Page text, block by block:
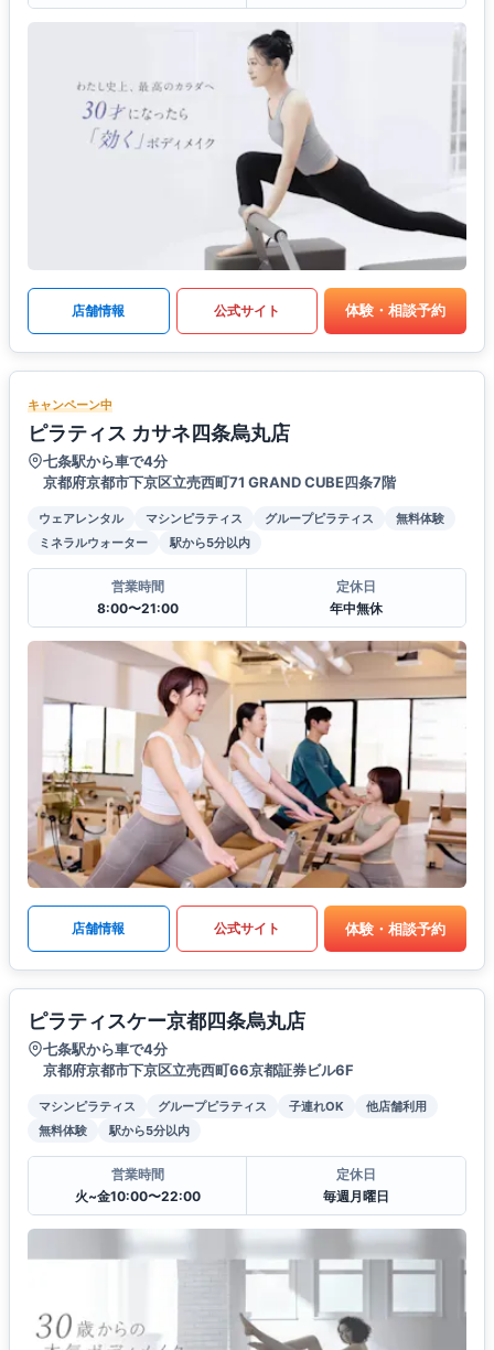
店舗情報 公式サイト 体験・相談予約
キャンペーン中
ピラティス カサネ四条烏丸店
七条駅から車で4分
京都府京都市下京区立売西町71 GRAND CUBE四条7階
ウェアレンタル マシンピラティス グループピラティス
無料体験
ミネラルウォーター
駅から5分以内
営業時間
8:00〜21:00
定休日
年中無休
店舗情報 公式サイト 体験・相談予約
ピラティスケー京都四条烏丸店
七条駅から車で4分
京都府京都市下京区立売西町66京都証券ビル6F
マシンピラティス グループピラティス 子連れOK
他店舗利用
無料体験
駅から5分以内
営業時間
火~金10:00〜22:00
定休日
毎週月曜日